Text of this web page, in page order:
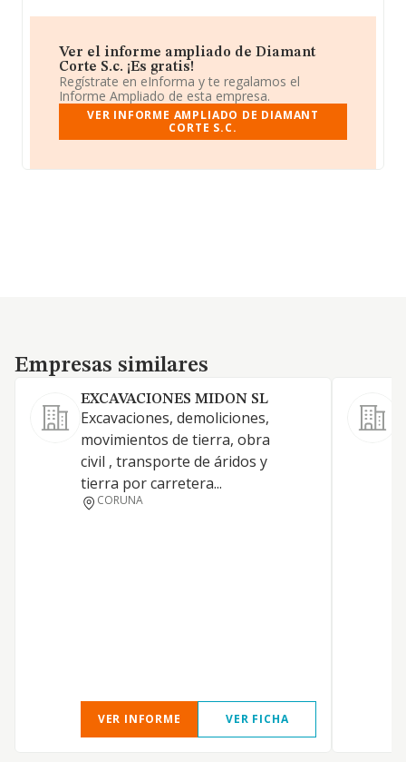
Ver el informe ampliado de Diamant
Corte S.c. ¡Es gratis!
Regístrate en eInforma y te regalamos el
Informe Ampliado de esta empresa.
VER INFORME AMPLIADO DE DIAMANT
CORTE S.C.
Empresas similares
Empresas similares
EXCAVACIONES MIDON SL
Excavaciones, demoliciones,
movimientos de tierra, obra
civil , transporte de áridos y
tierra por carretera...
CORUNA
VER INFORME VER FICHA